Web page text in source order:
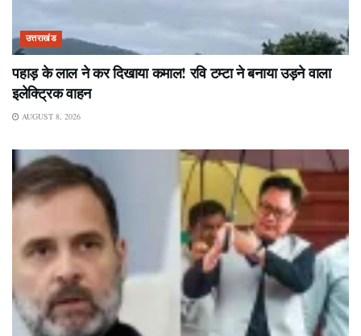
उत्तराखंड
पहाड़ के लाल ने कर दिखाया कमाल! रवि टम्टा ने बनाया उड़ने वाला
इलेक्ट्रिक वाहन
AUGUST 8, 2026